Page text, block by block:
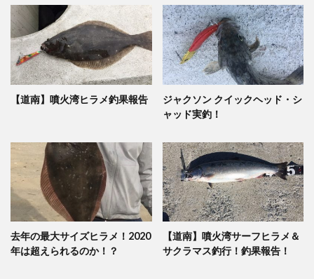
【道南】噴火湾ヒラメ釣果報告
ジャクソン クイックヘッド・シ
ャッド実釣！
去年の最大サイズヒラメ！2020
年は超えられるのか！？
【道南】噴火湾サーフヒラメ＆
サクラマス釣行！釣果報告！